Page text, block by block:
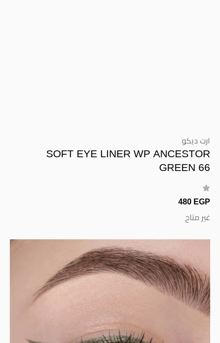
ارت ديكو
SOFT EYE LINER WP ANCESTOR
GREEN 66
480 EGP
غير متاح